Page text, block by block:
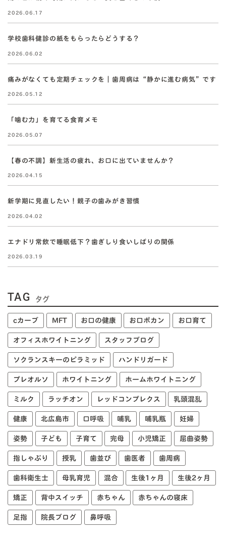
2026.06.17
学校歯科健診の紙をもらったらどうする？
2026.06.02
痛みがなくても定期チェックを｜歯周病は“静かに進む病気”です
2026.05.12
「噛む力」を育てる食育メモ
2026.05.07
【春の不調】新生活の疲れ、お口に出ていませんか？
2026.04.15
新学期に見直したい！親子の歯みがき習慣
2026.04.02
エナドリ常飲で睡眠低下？歯ぎしり食いしばりの関係
2026.03.19
TAG タグ
cカーブ MFT お口の健康 お口ポカン お口育て
オフィスホワイトニング スタッフブログ
ソクランスキーのピラミッド ハンドリガード
プレオルソ ホワイトニング ホームホワイトニング
ミルク ラッチオン レッドコンプレクス 乳頭混乱
健康 北広島市 口呼吸 哺乳 哺乳瓶 妊婦
姿勢 子ども 子育て 完母 小児矯正 屈曲姿勢
指しゃぶり 授乳 歯並び 歯医者 歯周病
歯科衛生士 母乳育児 混合 生後1ヶ月 生後2ヶ月
矯正 背中スイッチ 赤ちゃん 赤ちゃんの寝床
足指 院長ブログ 鼻呼吸